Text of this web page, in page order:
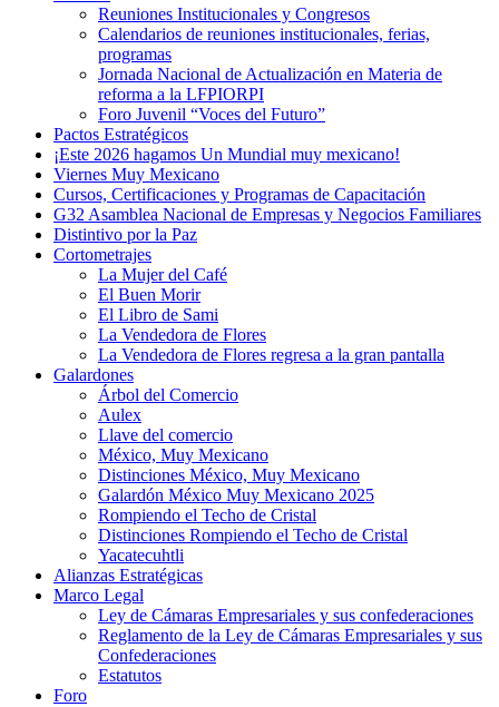
Reuniones Institucionales y Congresos
Calendarios de reuniones institucionales, ferias,
programas
Jornada Nacional de Actualización en Materia de
reforma a la LFPIORPI
Foro Juvenil “Voces del Futuro”
Pactos Estratégicos
¡Este 2026 hagamos Un Mundial muy mexicano!
Viernes Muy Mexicano
Cursos, Certificaciones y Programas de Capacitación
G32 Asamblea Nacional de Empresas y Negocios Familiares
Distintivo por la Paz
Cortometrajes
La Mujer del Café
El Buen Morir
El Libro de Sami
La Vendedora de Flores
La Vendedora de Flores regresa a la gran pantalla
Galardones
Árbol del Comercio
Aulex
Llave del comercio
México, Muy Mexicano
Distinciones México, Muy Mexicano
Galardón México Muy Mexicano 2025
Rompiendo el Techo de Cristal
Distinciones Rompiendo el Techo de Cristal
Yacatecuhtli
Alianzas Estratégicas
Marco Legal
Ley de Cámaras Empresariales y sus confederaciones
Reglamento de la Ley de Cámaras Empresariales y sus
Confederaciones
Estatutos
Foro